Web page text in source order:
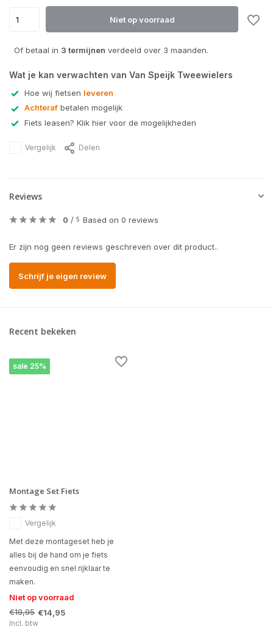
Niet op voorraad
Of betaal in 3 termijnen verdeeld over 3 maanden.
Wat je kan verwachten van Van Speijk Tweewielers
Hoe wij fietsen leveren
Achteraf betalen mogelijk
Fiets leasen? Klik hier voor de mogelijkheden
Vergelijk Delen
Reviews
0 / 5 Based on 0 reviews
Er zijn nog geen reviews geschreven over dit product..
Schrijf je eigen review
Recent bekeken
sale 25%
Montage Set Fiets
Vergelijk
Met deze montageset heb je
alles bij de hand om je fiets
eenvoudig en snel rijklaar te
maken.
Niet op voorraad
€19,95 €14,95
Incl. btw